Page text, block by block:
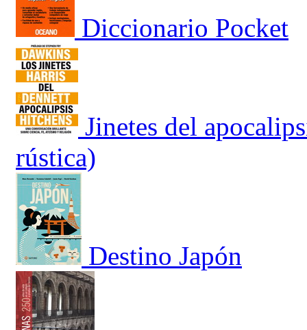
Diccionario Pocket
Jinetes del
rústica)
Destino Japón